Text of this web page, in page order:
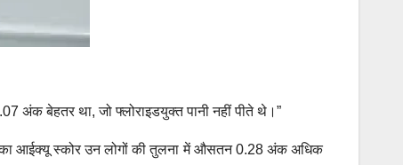
अंक बेहतर था, जो फ्लोराइडयुक्त पानी नहीं पीते थे।”
का आईक्यू स्कोर उन लोगों की तुलना में औसतन 0.28 अंक अधिक